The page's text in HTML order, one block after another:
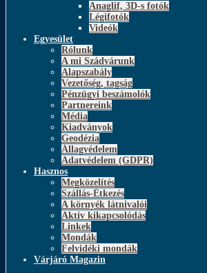
Anaglif, 3D-s fotók
Légifotók
Videók
Egyesület
Rólunk
A mi Szádvárunk
Alapszabály
Vezetőség, tagság
Pénzügyi beszámolók
Partnereink
Média
Kiadványok
Geodézia
Állagvédelem
Adatvédelem (GDPR)
Hasznos
Megközelítés
Szállás-Étkezés
A környék látnivalói
Aktív kikapcsolódás
Linkek
Mondák
Felvidéki mondák
Várjáró Magazin